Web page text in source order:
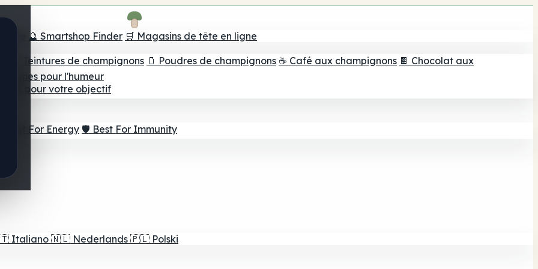
tête 🔮 Smartshop Finder 🛒 Magasins de tête en ligne
💧 Teintures de champignons 🫙 Poudres de champignons ☕ Café aux champignons 🍫 Chocolat aux
Gommes pour l'humeur
pour votre objectif
⚡ Best For Energy 🛡️ Best For Immunity
Italiano 🇳🇱 Nederlands 🇵🇱 Polski